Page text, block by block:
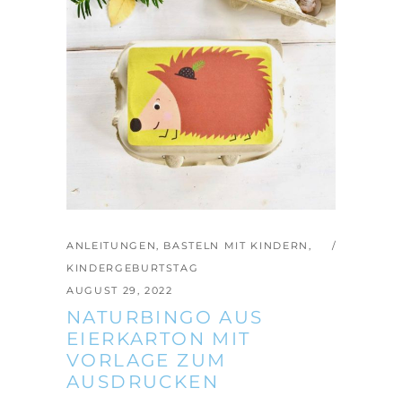
ANLEITUNGEN, BASTELN MIT KINDERN ,
KINDERGEBURTSTAG
AUGUST 29, 2022
NATURBINGO AUS
EIERKARTON MIT
VORLAGE ZUM
AUSDRUCKEN